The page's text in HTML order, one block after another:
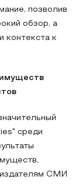
позволив
обзор, а
контекста к
среди
СМИ